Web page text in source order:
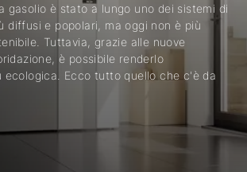
gasolio è stato a lungo uno dei sistemi di
diffusi e popolari, ma oggi non è più
Tuttavia, grazie alle nuove
è possibile renderlo
ecologica. Ecco tutto quello che c'è da